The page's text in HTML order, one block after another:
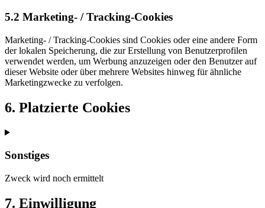
5.2 Marketing- / Tracking-Cookies
Marketing- / Tracking-Cookies sind Cookies oder eine andere Form
der lokalen Speicherung, die zur Erstellung von Benutzerprofilen
verwendet werden, um Werbung anzuzeigen oder den Benutzer auf
dieser Website oder über mehrere Websites hinweg für ähnliche
Marketingzwecke zu verfolgen.
6. Platzierte Cookies
Sonstiges
Zweck wird noch ermittelt
Consent
7. Einwilligung